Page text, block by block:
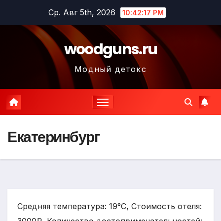
содержимому
Ср. Авг 5th, 2026 10:42:18 PM
woodguns.ru
Модный детокс
Екатеринбург
Средняя температура: 19°C, Стоимость отеля: